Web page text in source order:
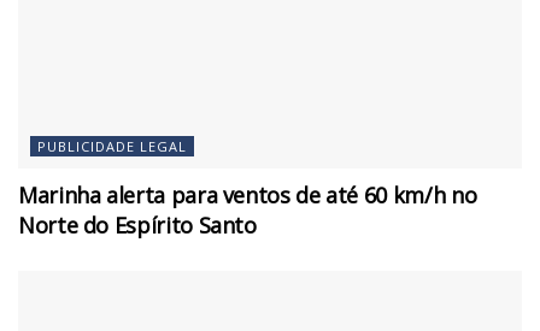
PUBLICIDADE LEGAL
Marinha alerta para ventos de até 60 km/h no
Norte do Espírito Santo